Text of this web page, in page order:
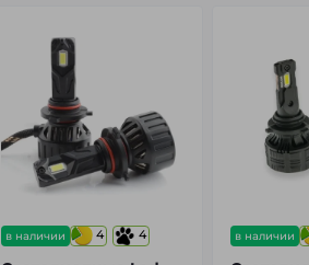
в наличии 4 4 в наличии